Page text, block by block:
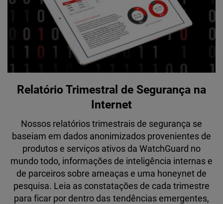
Relatório Trimestral de Segurança na
Internet
Nossos relatórios trimestrais de segurança se
baseiam em dados anonimizados provenientes de
produtos e serviços ativos da WatchGuard no
mundo todo, informações de inteligência internas e
de parceiros sobre ameaças e uma honeynet de
pesquisa. Leia as constatações de cada trimestre
para ficar por dentro das tendências emergentes,